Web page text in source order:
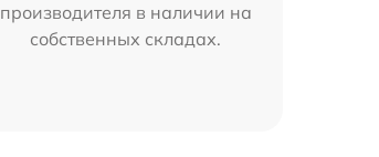
производителя в наличии на
собственных складах.